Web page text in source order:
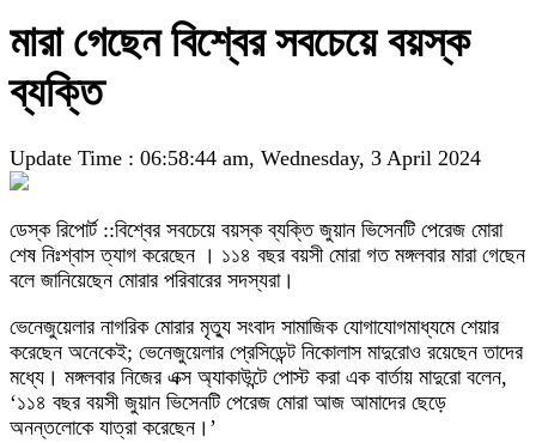
মারা গেছেন বিশ্বের সবচেয়ে বয়স্ক
ব্যক্তি
Update Time : 06:58:44 am, Wednesday, 3 April 2024
ডেস্ক রিপোর্ট ::বিশ্বের সবচেয়ে বয়স্ক ব্যক্তি জুয়ান ভিসেনটি পেরেজ মোরা
শেষ নিঃশ্বাস ত্যাগ করেছেন । ১১৪ বছর বয়সী মোরা গত মঙ্গলবার মারা গেছেন
বলে জানিয়েছেন মোরার পরিবারের সদস্যরা।
ভেনেজুয়েলার নাগরিক মোরার মৃত্যু সংবাদ সামাজিক যোগাযোগমাধ্যমে শেয়ার
করেছেন অনেকেই; ভেনেজুয়েলার প্রেসিডেন্ট নিকোলাস মাদুরোও রয়েছেন তাদের
মধ্যে। মঙ্গলবার নিজের এক্স অ্যাকাউন্টে পোস্ট করা এক বার্তায় মাদুরো বলেন,
‘১১৪ বছর বয়সী জুয়ান ভিসেনটি পেরেজ মোরা আজ আমাদের ছেড়ে
অনন্তলোকে যাত্রা করেছেন।’